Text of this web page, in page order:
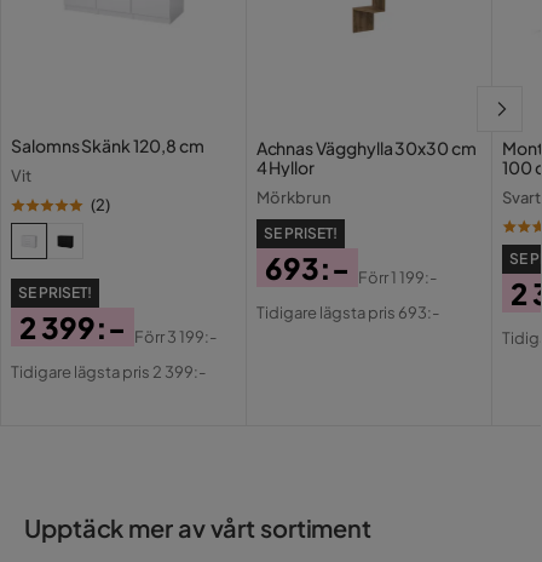
Salomns Skänk 120,8 cm
Vit
(2)
SE PRISET!
Pris
2 399:-
Original
Förr3 199:-
Tidigare lägsta pris 2 399:-
Achnas Vägghylla 30x30 cm
4 Hyllor
Mörkbrun
SE PRISET!
Pris
693:-
Original
Förr1 199:-
Tidigare lägsta pris 693:-
100
Svart
SE
2
Upptäck mer av vårt sortiment